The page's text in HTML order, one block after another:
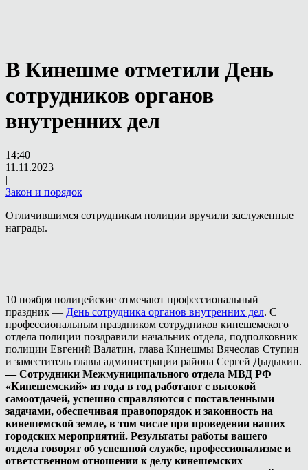
В Кинешме отметили День
сотрудников органов
внутренних дел
14:40
11.11.2023
|
Закон и порядок
Отличившимся сотрудникам полиции вручили заслуженные
награды.
10 ноября полицейские отмечают профессиональный
праздник — День сотрудника органов внутренних дел. С
профессиональным праздником сотрудников кинешемского
отдела полиции поздравили начальник отдела, подполковник
полиции Евгений Валатин, глава Кинешмы Вячеслав Ступин
и заместитель главы администрации района Сергей Дыдыкин.
— Сотрудники Межмуниципального отдела МВД РФ
«Кинешемский» из года в год работают с высокой
самоотдачей, успешно справляются с поставленными
задачами, обеспечивая правопорядок и законность на
кинешемской земле, в том числе при проведении наших
городских мероприятий. Результаты работы вашего
отдела говорят об успешной службе, профессионализме и
ответственном отношении к делу кинешемских